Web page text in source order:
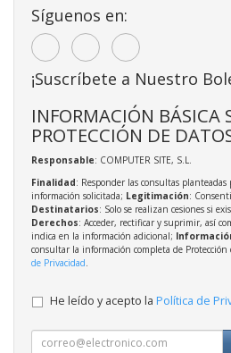
Síguenos en:
¡Suscríbete a Nuestro
INFORMACIÓN BÁSICA
PROTECCIÓN DE
Responsable: COMPUTER SITE, S.L.
Finalidad: Responder las consultas
información solicitada; Legitimación:
Destinatarios: Solo se realizan cesiones si
Derechos: Acceder, rectificar y suprimir, así
indica en la información adicional;
consultar la información completa de
de Privacidad
He leído y acepto la Política de